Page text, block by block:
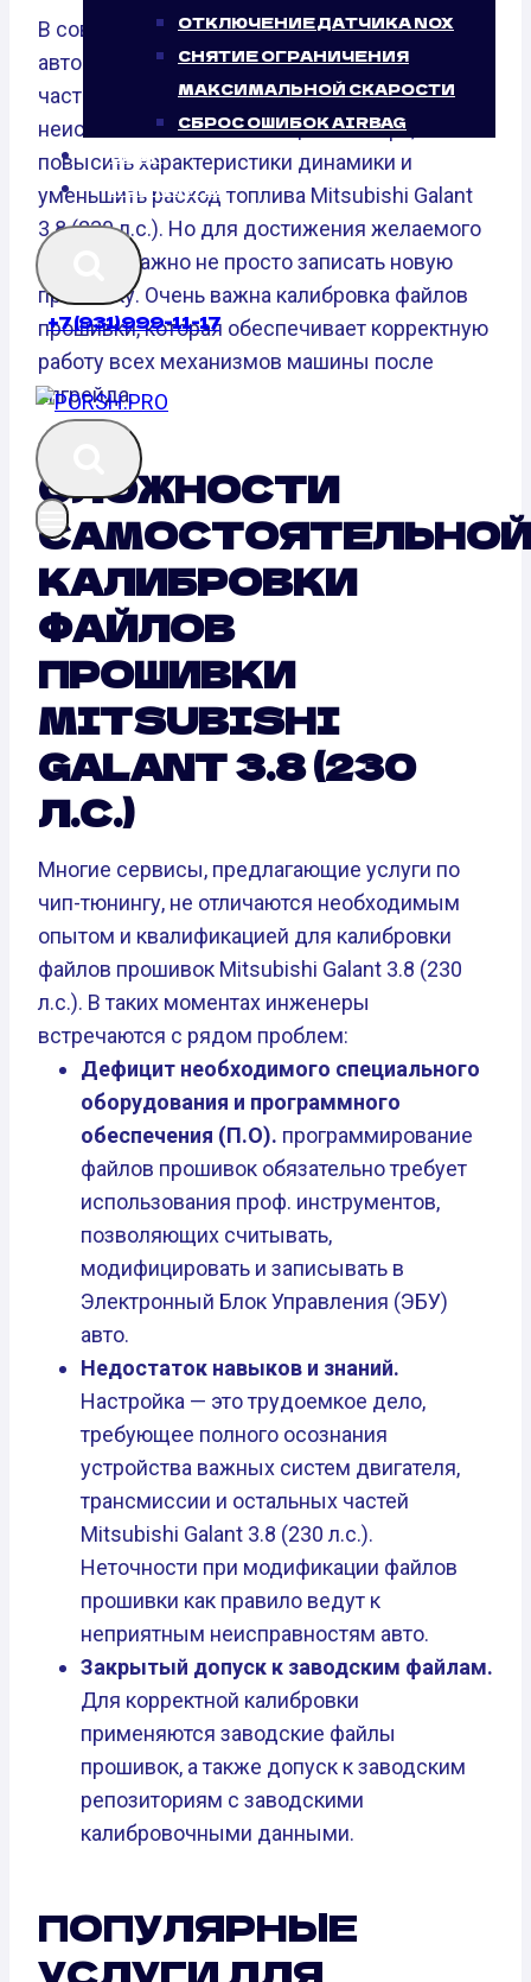
ОТКЛЮЧЕНИЕ ДАТЧИКА NOX
СНЯТИЕ ОГРАНИЧЕНИЯ
МАКСИМАЛЬНОЙ СКАРОСТИ
СБРОС ОШИБОК AIRBAG
БЛОГ
КОНТАКТЫ
+7 (931) 999-11-17
В современном мире чип-тюнинг
автомобилей является неотъемлемой
частью тюнинга авто. Он позволяет раскрыть
неиспользованный потенциал мотора,
повысить характеристики динамики и
уменьшить расход топлива Mitsubishi Galant
3.8 (230 л.с.). Но для достижения желаемого
эффекта важно не просто записать новую
прошивку. Очень важна калибровка файлов
прошивки, которая обеспечивает корректную
работу всех механизмов машины после
апгрейда.
СЛОЖНОСТИ
САМОСТОЯТЕЛЬНОЙ
КАЛИБРОВКИ
ФАЙЛОВ
ПРОШИВКИ
MITSUBISHI
GALANT 3.8 (230
Л.С.)
Многие сервисы, предлагающие услуги по
чип-тюнингу, не отличаются необходимым
опытом и квалификацией для калибровки
файлов прошивок Mitsubishi Galant 3.8 (230
л.с.). В таких моментах инженеры
встречаются с рядом проблем:
Дефицит необходимого специального
оборудования и программного
обеспечения (П.О). программирование
файлов прошивок обязательно требует
использования проф. инструментов,
позволяющих считывать,
модифицировать и записывать в
Электронный Блок Управления (ЭБУ)
авто.
Недостаток навыков и знаний.
Настройка — это трудоемкое дело,
требующее полного осознания
устройства важных систем двигателя,
трансмиссии и остальных частей
Mitsubishi Galant 3.8 (230 л.с.).
Неточности при модификации файлов
прошивки как правило ведут к
неприятным неисправностям авто.
Закрытый допуск к заводским файлам.
Для корректной калибровки
применяются заводские файлы
прошивок, а также допуск к заводским
репозиториям с заводскими
калибровочными данными.
ПОПУЛЯРНЫЕ